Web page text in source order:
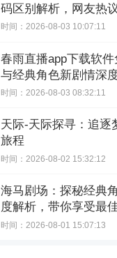
码区别解析，网友热
购物无忧！
时间：2026-08-03 10:07:11
春雨直播app下载软
与经典角色新剧情深
时间：2026-08-03 08:32:11
天际-天际探寻：追逐
旅程
时间：2026-08-02 15:32:12
海马剧场：探秘经典
度解析，带你享受最
时间：2026-08-01 15:07:13